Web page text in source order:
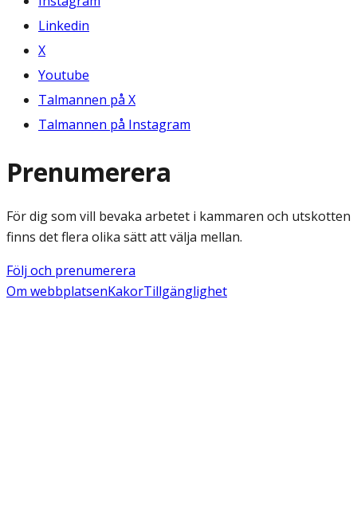
Linkedin
X
Youtube
Talmannen på X
Talmannen på Instagram
Prenumerera
För dig som vill bevaka arbetet i kammaren och utskotten
finns det flera olika sätt att välja mellan.
Följ och prenumerera
Om webbplatsenKakorTillgänglighet